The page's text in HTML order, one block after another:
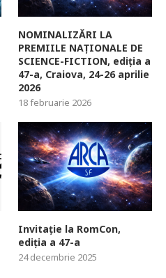
NOMINALIZĂRI LA
PREMIILE NAȚIONALE DE
SCIENCE-FICTION, ediția a
47-a, Craiova, 24-26 aprilie
2026
18 februarie 2026
Invitație la RomCon,
ediția a 47-a
24 decembrie 2025